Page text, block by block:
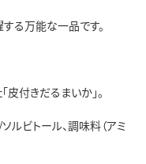
る万能な一品です。
付きだるまいか」。
ルビトール、調味料（アミ